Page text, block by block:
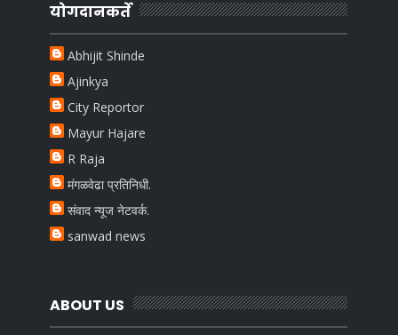
योगदानकर्ते
Abhijit Shinde
Ajinkya
City Reportor
Mayur Hajare
R Raja
मंगळवेढा प्रतिनिधी.
संवाद न्यूज नेटवर्क.
sanwad news
ABOUT US